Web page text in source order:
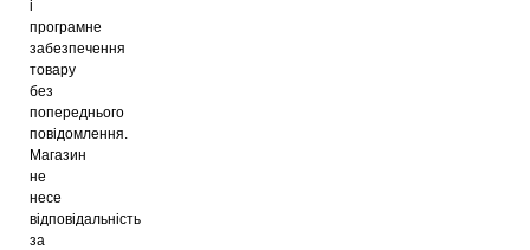
і
програмне
забезпечення
товару
без
попереднього
повідомлення.
Магазин
не
несе
відповідальність
за